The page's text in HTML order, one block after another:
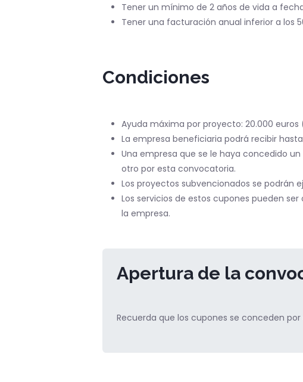
Tener un mínimo de 2 años de vida a
Tener una facturación anual inferior a los
Condiciones
Ayuda máxima por proyecto: 20.000
La empresa beneficiaria podrá recibir
Una empresa que se le haya concedido
otro por esta convocatoria.
Los proyectos subvencionados se podrán
Los servicios de estos cupones pueden
la empresa.
Apertura de la
Recuerda que los cupones se conceden